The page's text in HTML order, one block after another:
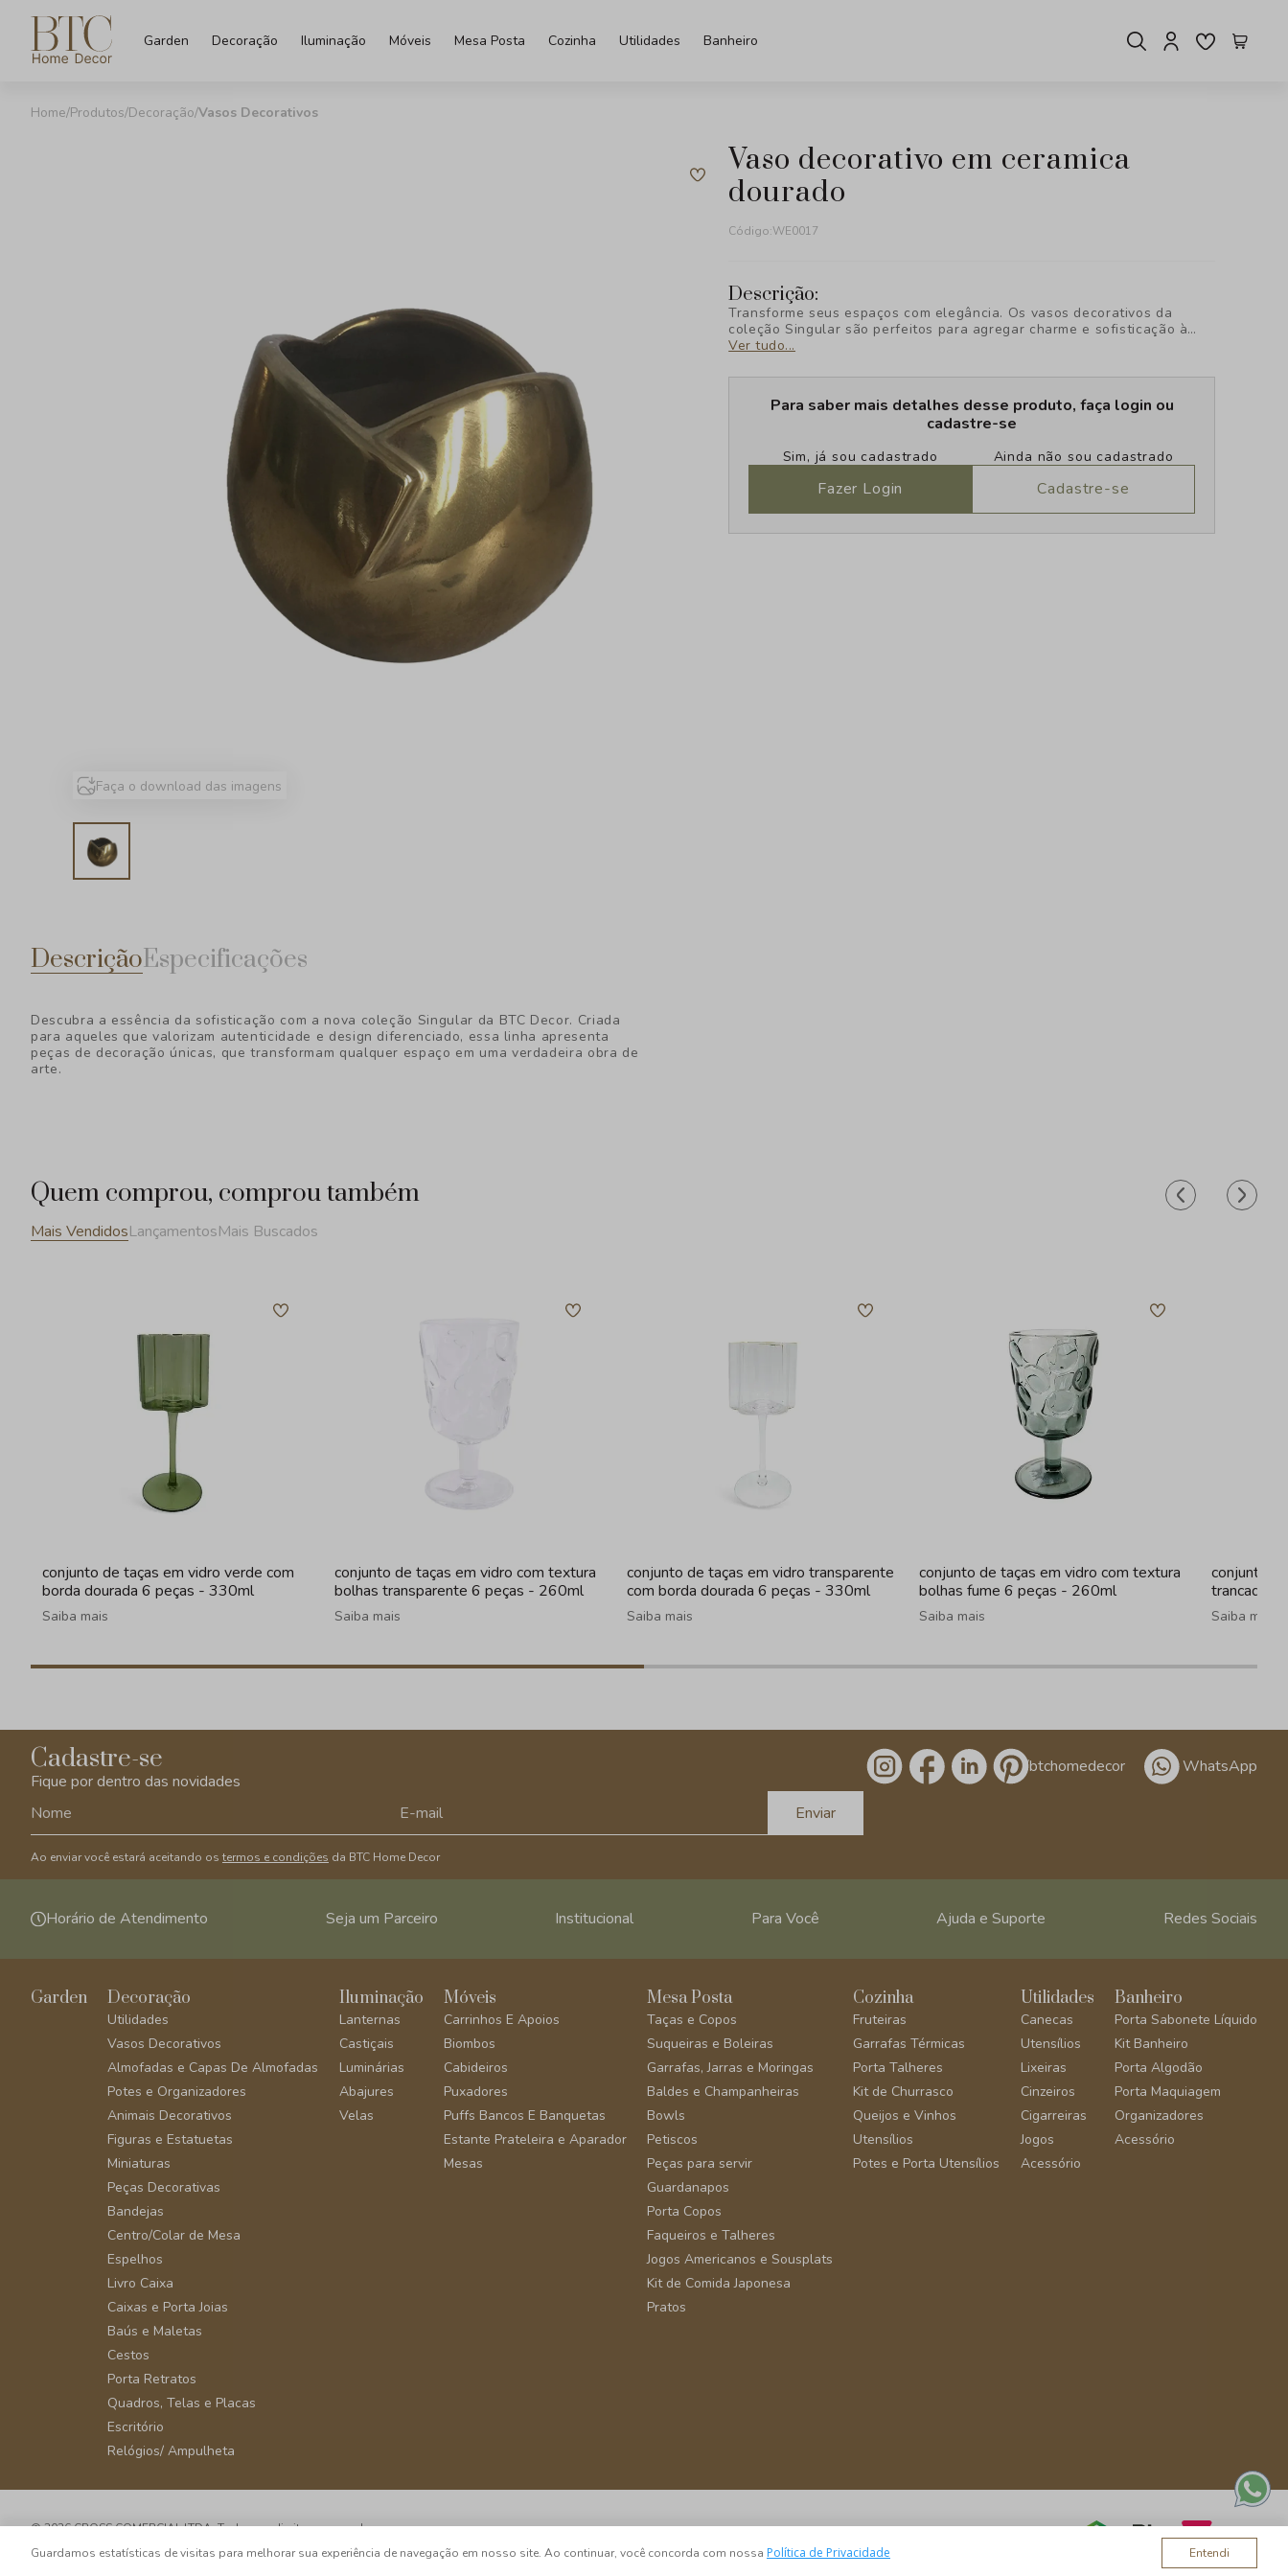
Garden Decoração Iluminação Móveis Mesa Posta Cozinha Utilidades Banheiro
Produtos Decoração Vasos Decorativos
Faça o download das imagens
vaso decorativo em ceramica
dourado
Código:WE0017
Descrição:
Transforme seus espaços com elegância. Os vasos decorativos da
coleção Singular são perfeitos para agregar charme e sofisticação à
sua decoração, destacando qualquer ambiente com estilo único.
Ver tudo...
Para saber mais detalhes desse produto, faça login ou
cadastre-se
Sim, já sou cadastrado
Fazer Login
Ainda não sou cadastrado
Cadastre-se
DescriçãoEspecificações
Descubra a essência da sofisticação com a nova coleção Singular da BTC Decor. Criada
para aqueles que valorizam autenticidade e design diferenciado, essa linha apresenta
peças de decoração únicas, que transformam qualquer espaço em uma verdadeira obra de
arte.
Quem comprou, comprou também
Mais VendidosLançamentosMais Buscados
conjunto de taças em vidro verde com
borda dourada 6 peças - 330ml
Saiba mais
conjunto de taças em vidro com textura
bolhas transparente 6 peças - 260ml
Saiba mais
conjunto de taças em vidro transparente
com borda dourada 6 peças - 330ml
Saiba mais
conjunto de taças em vidro com textura
bolhas fume 6 peças - 260ml
Saiba mais
conjunto
trancada
Saiba mais
Cadastre-se
Fique por dentro das novidades
Enviar
Ao enviar você estará aceitando os termos e condições da BTC Home Decor
/btchomedecor WhatsApp
Horário de Atendimento Seja um Parceiro Institucional Para Você Ajuda e Suporte Redes Sociais
Garden Decoração
Utilidades
Vasos Decorativos
Almofadas e Capas De Almofadas
Potes e Organizadores
Animais Decorativos
Figuras e Estatuetas
Miniaturas
Peças Decorativas
Bandejas
Centro/Colar de Mesa
Espelhos
Livro Caixa
Caixas e Porta Joias
Baús e Maletas
Cestos
Porta Retratos
Quadros, Telas e Placas
Escritório
Relógios/ Ampulheta
Iluminação
Lanternas
Castiçais
Luminárias
Abajures
Velas
Móveis
Carrinhos E Apoios
Biombos
Cabideiros
Puxadores
Puffs Bancos E Banquetas
Estante Prateleira e Aparador
Mesas
Mesa Posta
Taças e Copos
Suqueiras e Boleiras
Garrafas, Jarras e Moringas
Baldes e Champanheiras
Bowls
Petiscos
Peças para servir
Guardanapos
Porta Copos
Faqueiros e Talheres
Jogos Americanos e Sousplats
Kit de Comida Japonesa
Pratos
Cozinha
Fruteiras
Garrafas Térmicas
Porta Talheres
Kit de Churrasco
Queijos e Vinhos
Utensílios
Potes e Porta Utensílios
Utilidades
Canecas
Utensílios
Lixeiras
Cinzeiros
Cigarreiras
Jogos
Acessório
Banheiro
Porta Sabonete Líquido
Kit Banheiro
Porta Algodão
Porta Maquiagem
Organizadores
Acessório
© 2026 CROSS COMERCIAL LTDA. Todos os direitos reservados.
Guardamos estatísticas de visitas para melhorar sua experiência de navegação em nosso site. Ao continuar, você concorda com nossa Política de Privacidade Entendi